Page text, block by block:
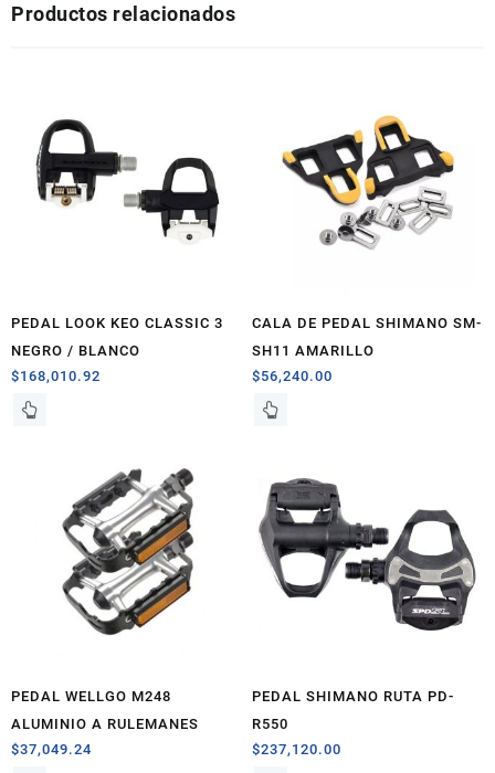
Productos relacionados
PEDAL LOOK KEO CLASSIC 3
NEGRO / BLANCO
$168,010.92
CALA DE PEDAL SHIMANO SM-
SH11 AMARILLO
$56,240.00
PEDAL WELLGO M248
ALUMINIO A RULEMANES
$37,049.24
PEDAL SHIMANO RUTA PD-
R550
$237,120.00